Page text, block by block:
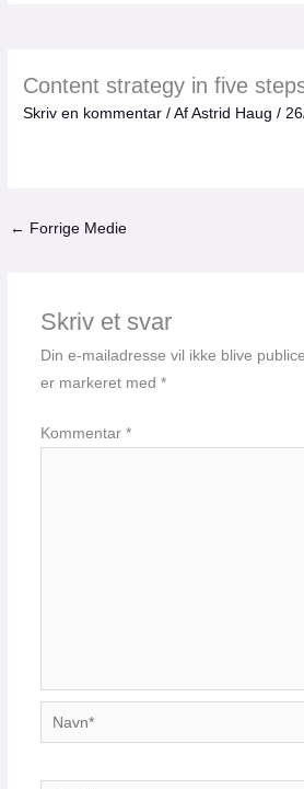
Content strategy in five
Skriv en kommentar / AfAstrid Haug/
← Forrige Medie
Skriv et svar
Din e-mailadresse vil ikke blive
er markeret med *
Kommentar *
Navn*